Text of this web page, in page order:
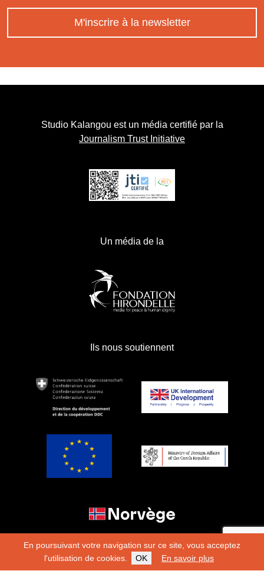
En poursuivant votre navigation sur ce site, vous acceptez
l'utilisation de cookies.
OK En savoir plus
M'inscrire à la newsletter
Studio Kalangou est un média certifié par la
Journalism Trust Initiative
Un média de la
Ils nous soutiennent